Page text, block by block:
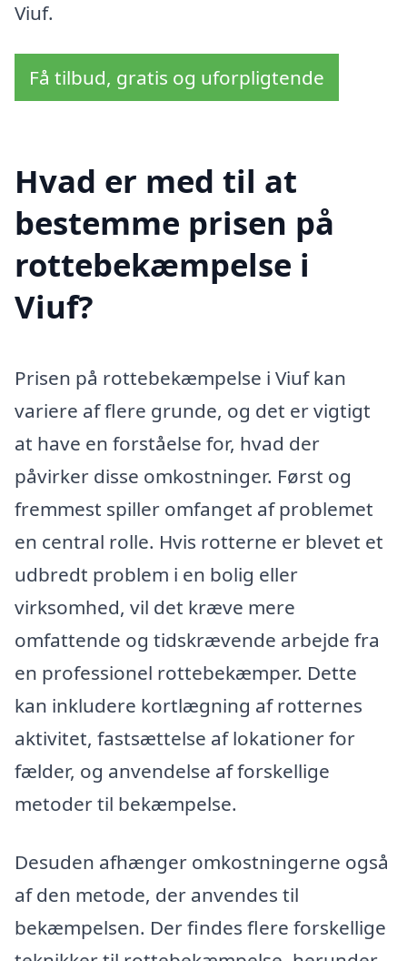
Viuf.
Få tilbud, gratis og uforpligtende
Hvad er med til at
bestemme prisen på
rottebekæmpelse i
Viuf?
Prisen på rottebekæmpelse i Viuf kan
variere af flere grunde, og det er vigtigt
at have en forståelse for, hvad der
påvirker disse omkostninger. Først og
fremmest spiller omfanget af problemet
en central rolle. Hvis rotterne er blevet et
udbredt problem i en bolig eller
virksomhed, vil det kræve mere
omfattende og tidskrævende arbejde fra
en professionel rottebekæmper. Dette
kan inkludere kortlægning af rotternes
aktivitet, fastsættelse af lokationer for
fælder, og anvendelse af forskellige
metoder til bekæmpelse.
Desuden afhænger omkostningerne også
af den metode, der anvendes til
bekæmpelsen. Der findes flere forskellige